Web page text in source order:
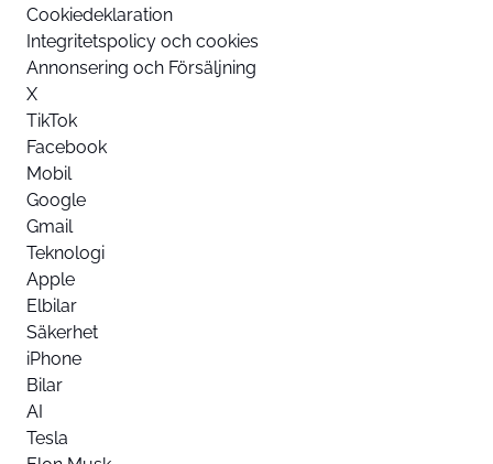
Cookiedeklaration
Integritetspolicy och cookies
Annonsering och Försäljning
X
TikTok
Facebook
Mobil
Google
Gmail
Teknologi
Apple
Elbilar
Säkerhet
iPhone
Bilar
AI
Tesla